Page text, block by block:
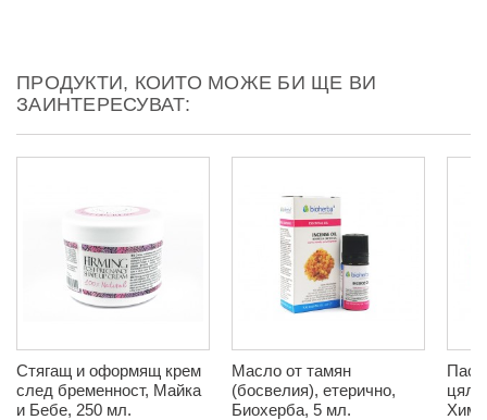
ПРОДУКТИ, КОИТО МОЖЕ БИ ЩЕ ВИ
ЗАИНТЕРЕСУВАТ:
Стягащ и оформящ крем
след бременност, Майка
и Бебе, 250 мл.
Масло от тамян
(босвелия), етерично,
Биохерба, 5 мл.